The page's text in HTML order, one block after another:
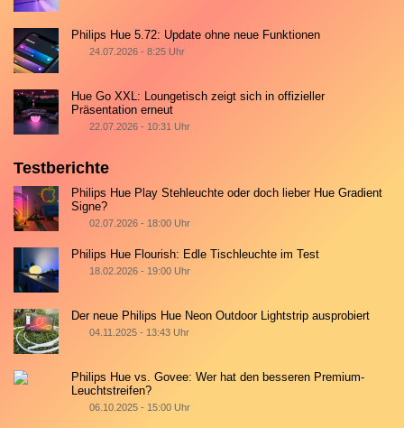
Philips Hue 5.72: Update ohne neue Funktionen
24.07.2026 - 8:25 Uhr
Hue Go XXL: Loungetisch zeigt sich in offizieller
Präsentation erneut
22.07.2026 - 10:31 Uhr
Testberichte
Philips Hue Play Stehleuchte oder doch lieber Hue Gradient
Signe?
02.07.2026 - 18:00 Uhr
Philips Hue Flourish: Edle Tischleuchte im Test
18.02.2026 - 19:00 Uhr
Der neue Philips Hue Neon Outdoor Lightstrip ausprobiert
04.11.2025 - 13:43 Uhr
Philips Hue vs. Govee: Wer hat den besseren Premium-
Leuchtstreifen?
06.10.2025 - 15:00 Uhr